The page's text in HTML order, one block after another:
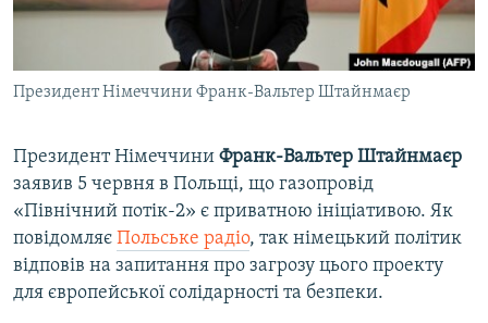
ВІДЕОУРОКИ «ELIFBE»
СВІДЧЕННЯ ОКУПАЦІЇ
УКРАЇНСЬКА ПРОБЛЕМА КРИМУ
Qırımtatar
Усі сайти RFE/RL
Президент Німеччини Франк-Вальтер Штайнмаєр
Президент Німеччини Франк-Вальтер Штайнмаєр
заявив 5 червня в Польщі, що газопровід
«Північний потік-2» є приватною ініціативою. Як
повідомляє Польське радіо, так німецький політик
відповів на запитання про загрозу цього проекту
для європейської солідарності та безпеки.